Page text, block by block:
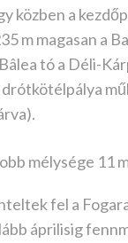
közben a
m magasan a
tó a Déli-
mélysége 11
fel a
áprilisig